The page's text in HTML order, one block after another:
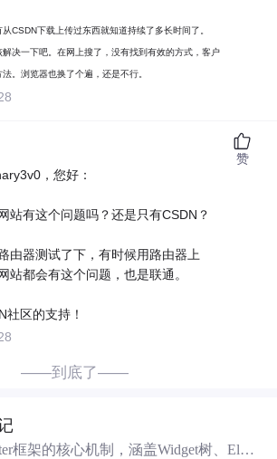
CSDN下载上传过东西就知道持续了多长时间了。
决一下吧。在网上搜了，没有找到有效的方式，客户
。浏览器也换了个遍，还是不行。
，您好：
站有这个问题吗？还是只有CSDN？
由器测试了下，有时候用路由器上
站都会有这个问题，也是联通。
社区的支持！
赞
——到底了——
框架的核心机制，涵盖Widget树、Elem